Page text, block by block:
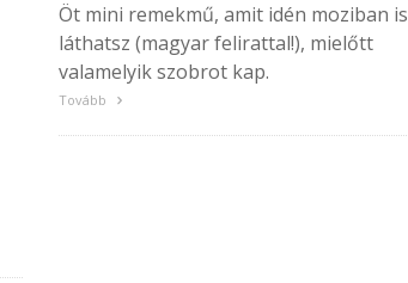
Öt mini remekmű, amit idén moziban is
láthatsz (magyar felirattal!), mielőtt
valamelyik szobrot kap.
Tovább